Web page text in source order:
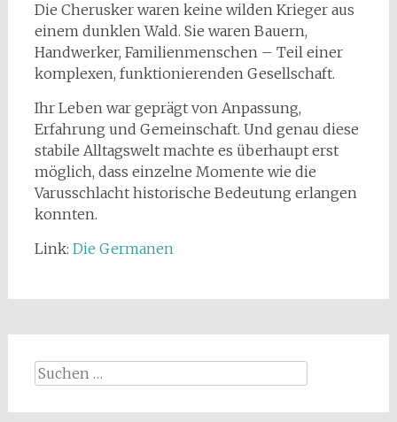
Die Cherusker waren keine wilden Krieger aus
einem dunklen Wald. Sie waren Bauern,
Handwerker, Familienmenschen – Teil einer
komplexen, funktionierenden Gesellschaft.
Ihr Leben war geprägt von Anpassung,
Erfahrung und Gemeinschaft. Und genau diese
stabile Alltagswelt machte es überhaupt erst
möglich, dass einzelne Momente wie die
Varusschlacht historische Bedeutung erlangen
konnten.
Link: Die Germanen
Suchen